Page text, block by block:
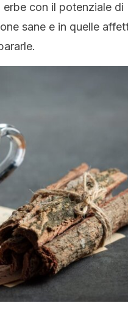
erbe con il potenziale di
sane e in quelle